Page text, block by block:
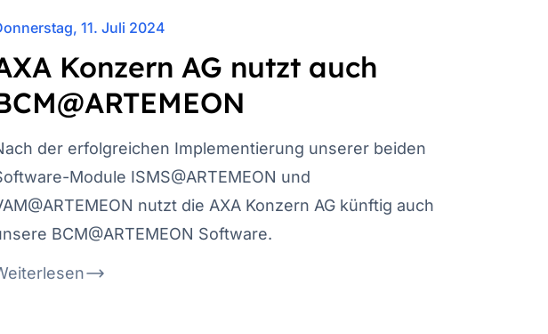
11. Juli 2024
Konzern AG nutzt auch
der erfolgreichen Implementierung unserer beiden
Module ISMS@ARTEMEON und
nutzt die AXA Konzern AG künftig auch
BCM@ARTEMEON Software.